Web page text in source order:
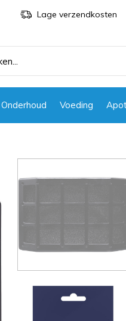
Onderhoud Voeding
Lage verzendkosten